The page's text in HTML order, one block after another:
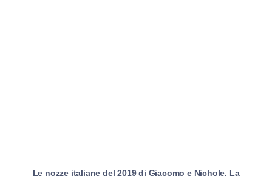
Le nozze italiane del 2019 di Giacomo e Nichole. La